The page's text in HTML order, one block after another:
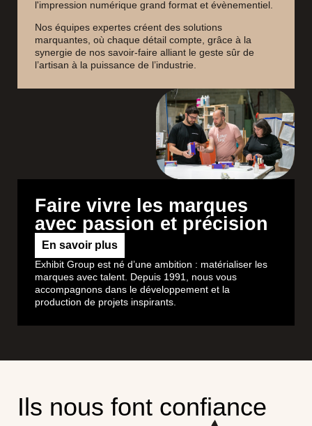
l'impression numérique grand format et évènementiel.
Nos équipes expertes créent des solutions
marquantes, où chaque détail compte, grâce à la
synergie de nos savoir-faire alliant le geste sûr de
l’artisan à la puissance de l’industrie.
Faire vivre les marques
avec passion et précision
En savoir plus
Exhibit Group est né d’une ambition : matérialiser les
marques avec talent. Depuis 1991, nous vous
accompagnons dans le développement et la
production de projets inspirants.
Ils nous font confiance